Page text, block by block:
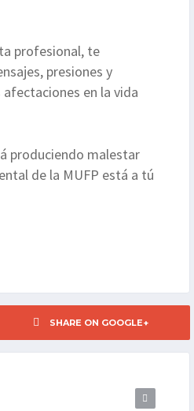
profesional, te
presiones y
en la vida
produciendo malestar
de la MUFP está a tú
SHARE ON GOOGLE+